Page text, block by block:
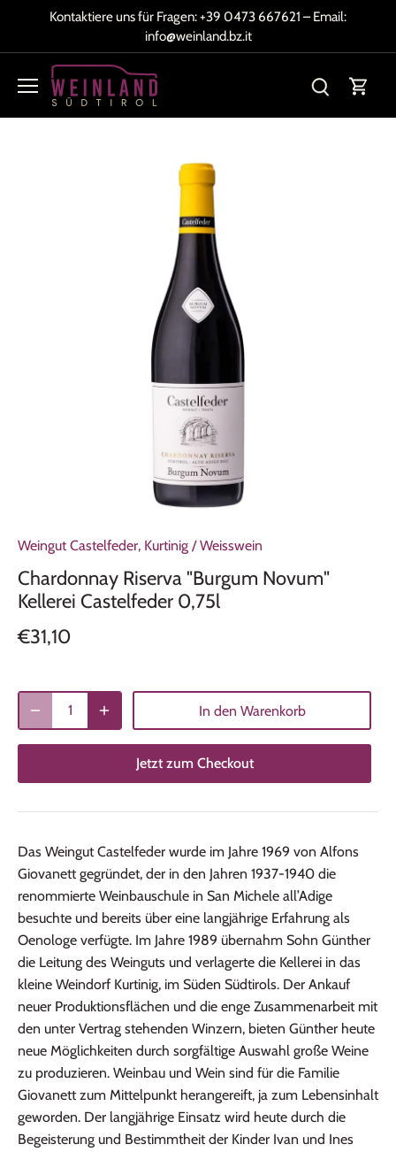
Kontaktiere uns für Fragen:+39 0473 667621 – Email:
info@weinland.bz.it
Weingut Castelfeder, Kurtinig /Weisswein
Chardonnay Riserva "Burgum Novum"
Kellerei Castelfeder 0,75l
€31,10
In den Warenkorb
Jetzt zum Checkout
Das Weingut Castelfeder wurde im Jahre 1969 von Alfons
Giovanett gegründet, der in den Jahren 1937-1940 die
renommierte Weinbauschule in San Michele all’Adige
besuchte und bereits über eine langjährige Erfahrung als
Oenologe verfügte. Im Jahre 1989 übernahm Sohn Günther
die Leitung des Weinguts und verlagerte die Kellerei in das
kleine Weindorf Kurtinig, im Süden Südtirols. Der Ankauf
neuer Produktionsflächen und die enge Zusammenarbeit mit
den unter Vertrag stehenden Winzern, bieten Günther heute
neue Möglichkeiten durch sorgfältige Auswahl große Weine
zu produzieren. Weinbau und Wein sind für die Familie
Giovanett zum Mittelpunkt herangereift, ja zum Lebensinhalt
geworden. Der langjährige Einsatz wird heute durch die
Begeisterung und Bestimmtheit der Kinder Ivan und Ines